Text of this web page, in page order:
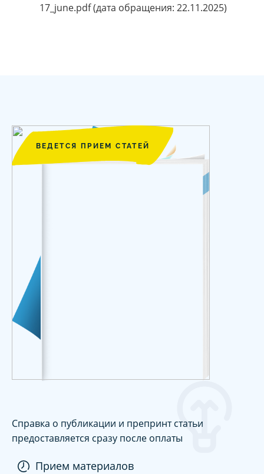
17_june.pdf (дата обращения: 22.11.2025)
ВЕДЕТСЯ ПРИЕМ СТАТЕЙ
Справка о публикации и препринт статьи
предоставляется сразу после оплаты
Прием материалов